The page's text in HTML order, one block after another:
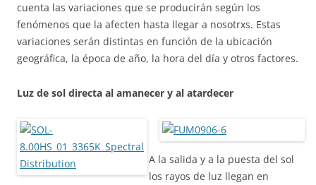
cuenta las variaciones que se producirán según los
fenómenos que la afecten hasta llegar a nosotrxs. Estas
variaciones serán distintas en función de la ubicación
geográfica, la época de año, la hora del día y otros factores.
Luz de sol directa al amanecer y al atardecer
A la salida y a la puesta del sol
los rayos de luz llegan en